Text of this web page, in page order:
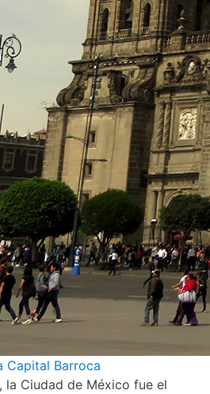
Capital Barroca
la Ciudad de México fue el